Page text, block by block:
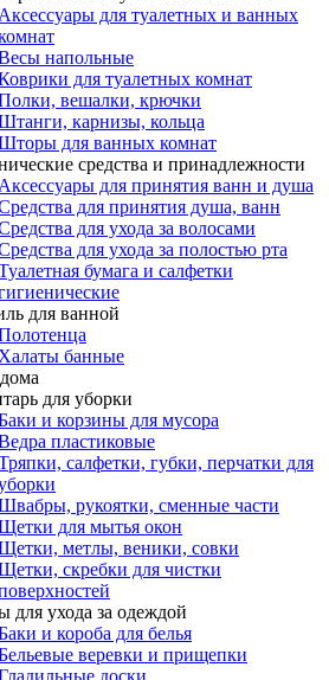
Аксессуары для туалетных и ванных
напольные
для туалетных комнат
вешалки, крючки
карнизы, кольца
для ванных комнат
средства и принадлежности
Аксессуары для принятия ванн и душа
для принятия душа, ванн
для ухода за волосами
для ухода за полостью рта
бумага и салфетки
для ванной
Халаты банные
для уборки
и корзины для мусора
пластиковые
салфетки, губки, перчатки для
рукоятки, сменные части
для мытья окон
метлы, веники, совки
скребки для чистки
для ухода за одеждой
и короба для белья
веревки и прищепки
доски